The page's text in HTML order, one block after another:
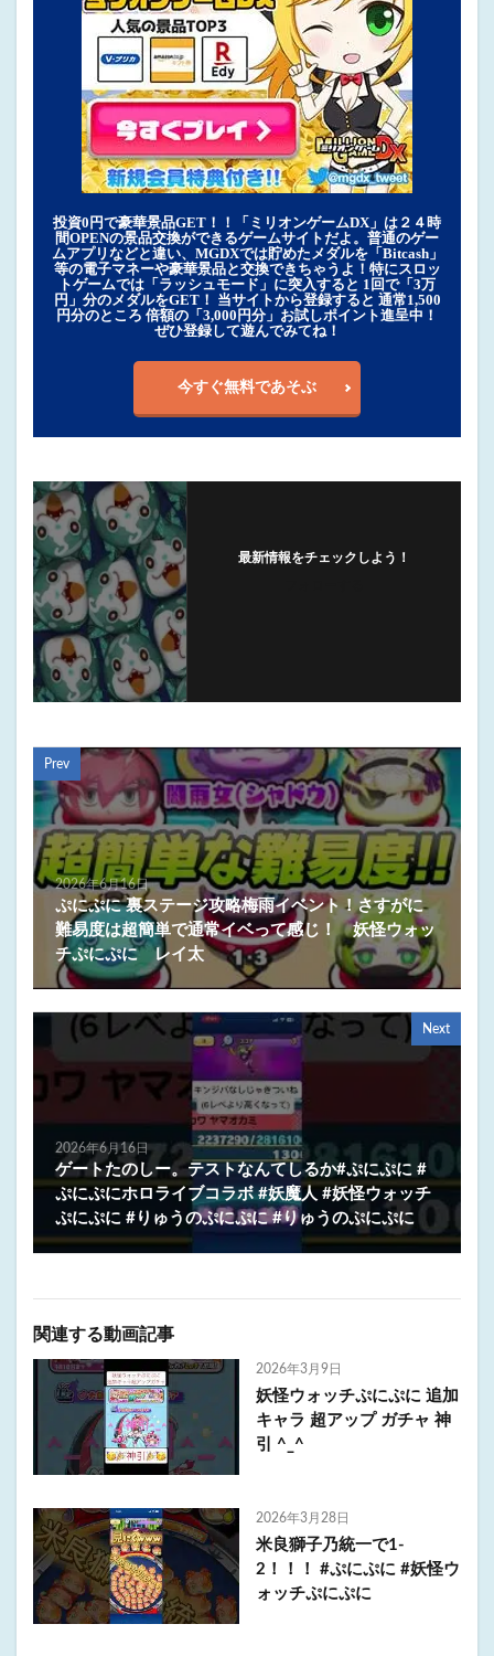
投資0円で豪華景品GET！！「ミリオンゲームDX」は２４時
間OPENの景品交換ができるゲームサイトだよ。普通のゲー
ムアプリなどと違い、MGDXでは貯めたメダルを「Bitcash」
等の電子マネーや豪華景品と交換できちゃうよ！特にスロッ
トゲームでは「ラッシュモード」に突入すると 1回で「3万
円」分のメダルをGET！ 当サイトから登録すると 通常1,500
円分のところ 倍額の「3,000円分」お試しポイント進呈中！
ぜひ登録して遊んでみてね！
今すぐ無料であそぶ
最新情報をチェックしよう！
Prev
2026年6月16日
ぷにぷに 裏ステージ攻略梅雨イベント！さすがに
難易度は超簡単で通常イベって感じ！ 妖怪ウォッ
チぷにぷに レイ太
Next
2026年6月16日
ゲートたのしー。テストなんてしるか#ぷにぷに #
ぷにぷにホロライブコラボ #妖魔人 #妖怪ウォッチ
ぷにぷに #りゅうのぷにぷに #りゅうのぷにぷに
関連する動画記事
2026年3月9日
妖怪ウォッチぷにぷに 追加
キャラ 超アップ ガチャ 神
引 ^_^
2026年3月28日
米良獅子乃統一で1-
2！！！ #ぷにぷに #妖怪ウ
ォッチぷにぷに